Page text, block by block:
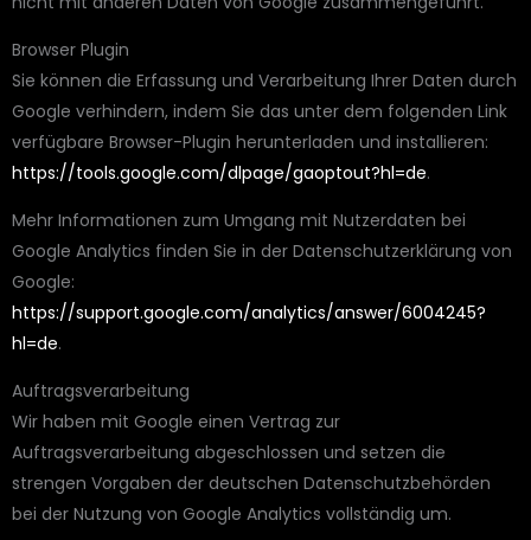
Browser Plugin
Sie können die Erfassung und Verarbeitung Ihrer Daten durch
Google verhindern, indem Sie das unter dem folgenden Link
verfügbare Browser-Plugin herunterladen und installieren:
https://tools.google.com/dlpage/gaoptout?hl=de.
Mehr Informationen zum Umgang mit Nutzerdaten bei
Google Analytics finden Sie in der Datenschutzerklärung von
Google:
https://support.google.com/analytics/answer/6004245?
hl=de.
Auftragsverarbeitung
Wir haben mit Google einen Vertrag zur
Auftragsverarbeitung abgeschlossen und setzen die
strengen Vorgaben der deutschen Datenschutzbehörden
bei der Nutzung von Google Analytics vollständig um.